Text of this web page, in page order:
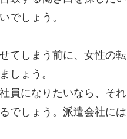
でしょう。
てしまう前に、女性の転
しょう。
員になりたいなら、それ
でしょう。派遣会社には